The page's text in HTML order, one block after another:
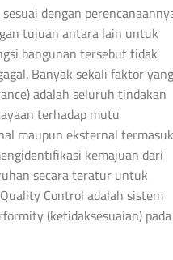
dengan
tujuan antara lain untuk
bangunan tersebut tidak
Banyak sekali faktor yang
adalah seluruh tindakan
terhadap mutu
maupun eksternal termasuk
kemajuan dari
secara teratur untuk
Control adalah sistem
(ketidaksesuaian) pada